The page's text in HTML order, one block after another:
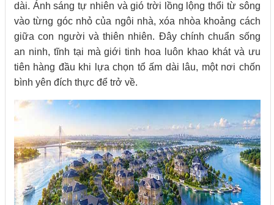
dài. Ánh sáng tự nhiên và gió trời lồng lộng thổi từ sông
vào từng góc nhỏ của ngôi nhà, xóa nhòa khoảng cách
giữa con người và thiên nhiên. Đây chính chuẩn sống
an ninh, tĩnh tại mà giới tinh hoa luôn khao khát và ưu
tiên hàng đầu khi lựa chọn tổ ấm dài lâu, một nơi chốn
bình yên đích thực để trở về.